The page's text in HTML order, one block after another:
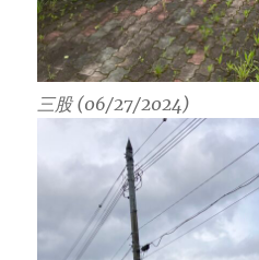
三股 (06/27/2024)